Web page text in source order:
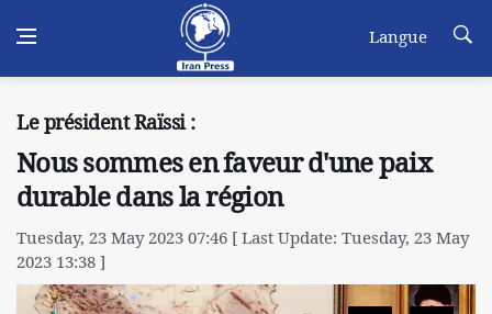
Langue
Le président Raïssi :
Nous sommes en faveur d'une paix
durable dans la région
Tuesday, 23 May 2023 07:46 [ Last Update: Tuesday, 23 May
2023 13:38 ]